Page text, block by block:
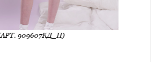
909607КД_П)